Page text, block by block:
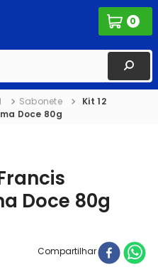
0
Sabonete
Kit 12
Doce 80g
Doce 80g
Compartilhar